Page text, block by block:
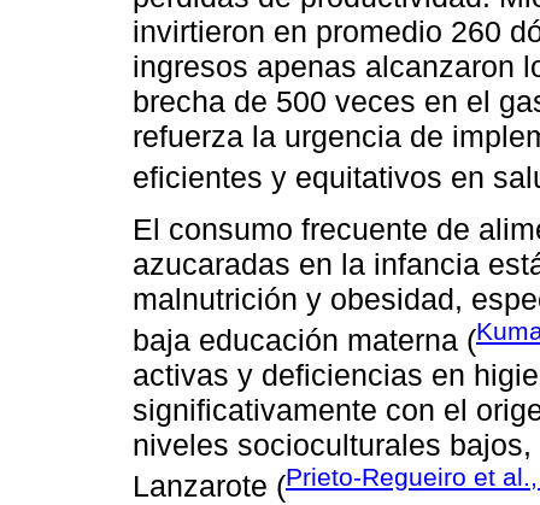
invirtieron en promedio 260
ingresos apenas alcanzaron
brecha de 500 veces en el
refuerza la urgencia de
eficientes y equitativos en
El consumo frecuente de
azucaradas en la infancia
malnutrición y obesidad,
baja educación materna (
activas y deficiencias en
significativamente con el
niveles socioculturales
Lanzarote (Prieto-Regueiro et